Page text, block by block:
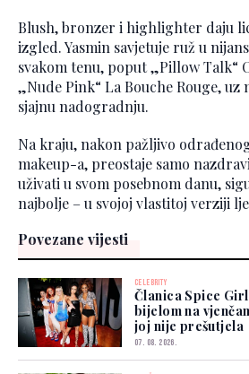
Blush, bronzer i highlighter daju
izgled. Yasmin savjetuje ruž u
svakom tenu, poput „Pillow Talk“
„Nude Pink“ La Bouche Rouge, uz
sjajnu nadogradnju.
Na kraju, nakon pažljivo
makeup-a, preostaje samo
uživati u svom posebnom danu,
najbolje – u svojoj vlastitoj verziji
Povezane vijesti
CELEBRITY
Članica Spice
bijelom na
joj nije prešutjela
07. 08. 2026.